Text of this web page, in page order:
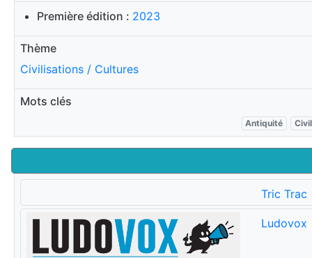
Première édition : 2023
Thème
Civilisations / Cultures
Mots clés
Antiquité
Tric Trac
Ludovox